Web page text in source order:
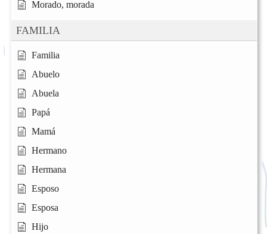
Morado, morada
FAMILIA
Familia
Abuelo
Abuela
Papá
Mamá
Hermano
Hermana
Esposo
Esposa
Hijo